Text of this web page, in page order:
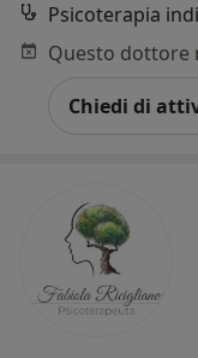
Psicoterapia
Chiedi di